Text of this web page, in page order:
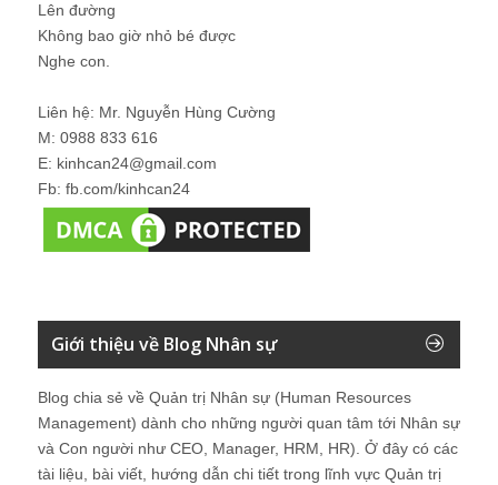
Lên đường
Không bao giờ nhỏ bé được
Nghe con.
Liên hệ: Mr. Nguyễn Hùng Cường
M: 0988 833 616
E: kinhcan24@gmail.com
Fb: fb.com/kinhcan24
Giới thiệu về Blog Nhân sự
Blog chia sẻ về Quản trị Nhân sự (Human Resources
Management) dành cho những người quan tâm tới Nhân sự
và Con người như CEO, Manager, HRM, HR). Ở đây có các
tài liệu, bài viết, hướng dẫn chi tiết trong lĩnh vực Quản trị